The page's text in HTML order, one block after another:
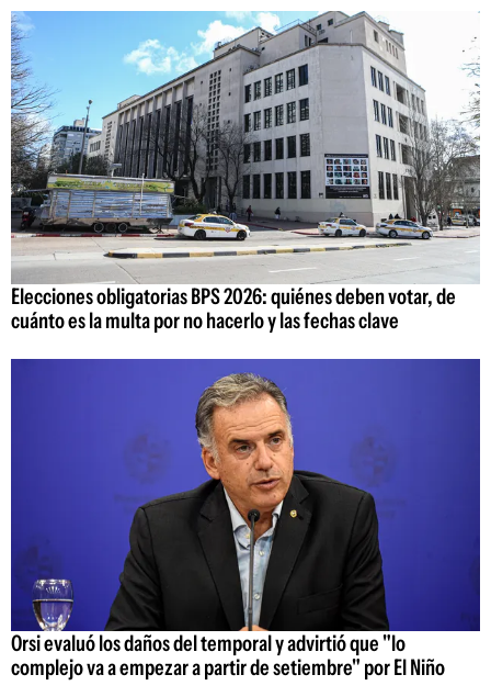
Elecciones obligatorias BPS 2026: quiénes deben votar, de
cuánto es la multa por no hacerlo y las fechas clave
Orsi evaluó los daños del temporal y advirtió que "lo
complejo va a empezar a partir de setiembre" por El Niño